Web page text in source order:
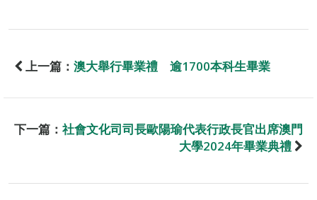
上一篇： 澳大舉行畢業禮 逾1700本科生畢業
下一篇： 社會文化司司長歐陽瑜代表行政長官出席澳門
大學2024年畢業典禮